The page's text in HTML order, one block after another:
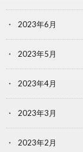
2023年6月
2023年5月
2023年4月
2023年3月
2023年2月